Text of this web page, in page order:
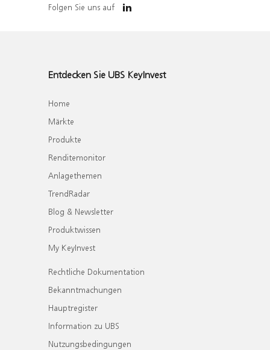
Folgen Sie uns auf
Entdecken Sie UBS KeyInvest
Home
Märkte
Produkte
Renditemonitor
Anlagethemen
TrendRadar
Blog & Newsletter
Produktwissen
My KeyInvest
Rechtliche Dokumentation
Bekanntmachungen
Hauptregister
Information zu UBS
Nutzungsbedingungen